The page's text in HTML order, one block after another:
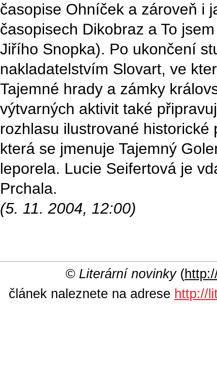
časopise Ohníček a zároveň i
časopisech Dikobraz a To
Jiřího Snopka). Po ukončení
nakladatelstvím Slovart, ve
Tajemné hrady a zámky
výtvarných aktivit také
rozhlasu ilustrované
která se jmenuje Tajemný
leporela. Lucie Seifertová je
Prchala.
(5. 11. 2004, 12:00)
© Literární novinky(
článek naleznete na adrese http://